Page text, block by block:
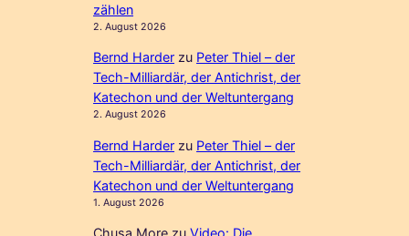
zählen
2. August 2026
Bernd Harder zu Peter Thiel – der
Tech-Milliardär, der Antichrist, der
Katechon und der Weltuntergang
2. August 2026
Bernd Harder zu Peter Thiel – der
Tech-Milliardär, der Antichrist, der
Katechon und der Weltuntergang
1. August 2026
Chusa More zuVideo: Die